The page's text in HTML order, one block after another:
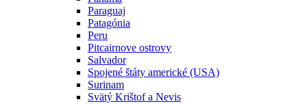
Paraguaj
Patagónia
Peru
Pitcairnove ostrovy
Salvador
Spojené štáty americké (USA)
Surinam
Svätý Krištof a Nevis